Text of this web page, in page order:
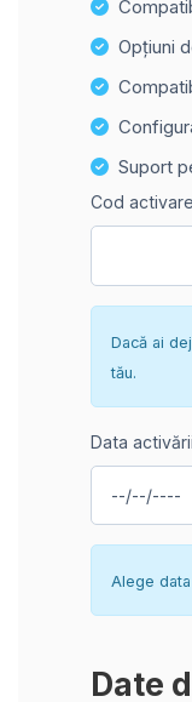
Opțiuni
Suport
Cod
Dacă ai
tău.
Data activării
Alege
Date